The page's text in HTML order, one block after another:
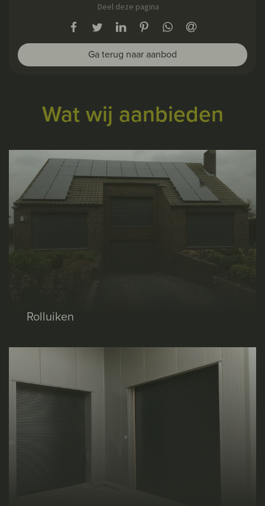
Deel deze pagina
op Facebookop Twitterop LinkedInop Pinterestop WhatsApp
Ga terug naar aanbod
Wat wij aanbieden
Rolluiken